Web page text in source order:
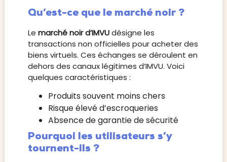
Qu’est-ce que le marché noir ?
Le marché noir d’IMVUdésigne les
transactions non officielles pour acheter des
biens virtuels. Ces échanges se déroulent en
dehors des canaux légitimes d’IMVU. Voici
quelques caractéristiques :
Produits souvent moins chers
Risque élevé d’escroqueries
Absence de garantie de sécurité
Pourquoi les utilisateurs s’y
tournent-ils ?